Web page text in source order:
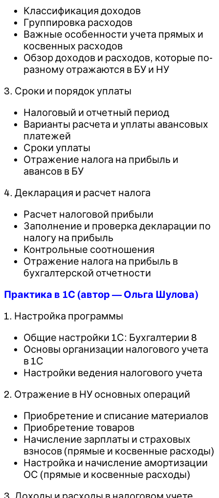
Классификация доходов
Группировка расходов
Важные особенности учета прямых и
косвенных расходов
Обзор доходов и расходов, которые по-
разному отражаются в БУ и НУ
3. Сроки и порядок уплаты
Налоговый и отчетный период
Варианты расчета и уплаты авансовых
платежей
Сроки уплаты
Отражение налога на прибыль и
авансов в БУ
4. Декларация и расчет налога
Расчет налоговой прибыли
Заполнение и проверка декларации по
налогу на прибыль
Контрольные соотношения
Отражение налога на прибыль в
бухгалтерской отчетности
Практика в 1С (автор — Ольга Шулова)
1. Настройка программы
Общие настройки 1С: Бухгалтерии 8
Основы организации налогового учета
в 1С
Настройки ведения налогового учета
2. Отражение в НУ основных операций
Приобретение и списание материалов
Приобретение товаров
Начисление зарплаты и страховых
взносов (прямые и косвенные расходы)
Настройка и начисление амортизации
ОС (прямые и косвенные расходы)